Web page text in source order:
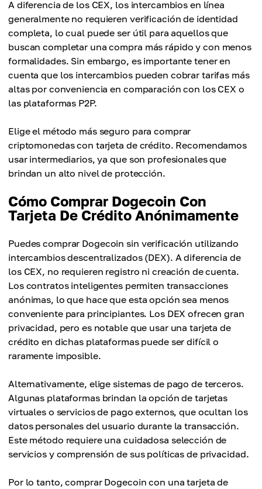
A diferencia de los CEX, los intercambios en línea
generalmente no requieren verificación de identidad
completa, lo cual puede ser útil para aquellos que
buscan completar una compra más rápido y con menos
formalidades. Sin embargo, es importante tener en
cuenta que los intercambios pueden cobrar tarifas más
altas por conveniencia en comparación con los CEX o
las plataformas P2P.
Elige el método más seguro para comprar
criptomonedas con tarjeta de crédito. Recomendamos
usar intermediarios, ya que son profesionales que
brindan un alto nivel de protección.
Cómo Comprar Dogecoin Con
Tarjeta De Crédito Anónimamente
Puedes comprar Dogecoin sin verificación utilizando
intercambios descentralizados (DEX). A diferencia de
los CEX, no requieren registro ni creación de cuenta.
Los contratos inteligentes permiten transacciones
anónimas, lo que hace que esta opción sea menos
conveniente para principiantes. Los DEX ofrecen gran
privacidad, pero es notable que usar una tarjeta de
crédito en dichas plataformas puede ser difícil o
raramente imposible.
Alternativamente, elige sistemas de pago de terceros.
Algunas plataformas brindan la opción de tarjetas
virtuales o servicios de pago externos, que ocultan los
datos personales del usuario durante la transacción.
Este método requiere una cuidadosa selección de
servicios y comprensión de sus políticas de privacidad.
Por lo tanto, comprar Dogecoin con una tarjeta de